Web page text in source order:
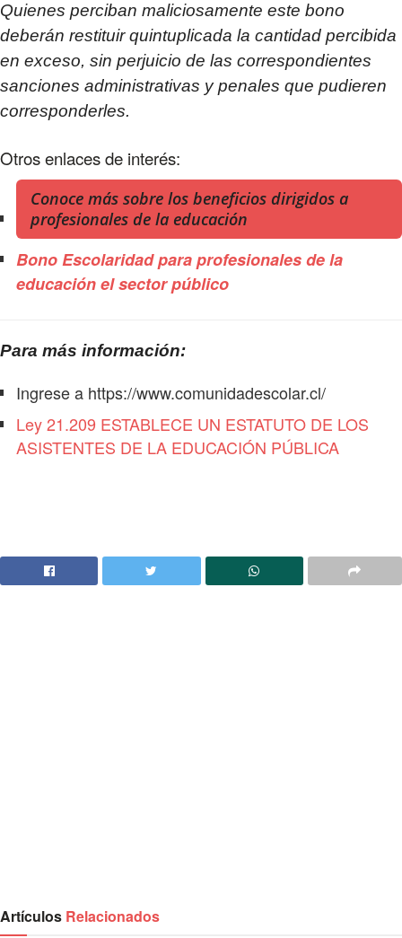
Quienes perciban maliciosamente este bono
deberán restituir quintuplicada la cantidad percibida
en exceso, sin perjuicio de las correspondientes
sanciones administrativas y penales que pudieren
corresponderles.
Otros enlaces de interés:
Conoce más sobre los beneficios dirigidos a
profesionales de la educación
Bono Escolaridad para profesionales de la
educación el sector público
Para más información:
Ingrese a https://www.comunidadescolar.cl/
Ley 21.209 ESTABLECE UN ESTATUTO DE LOS
ASISTENTES DE LA EDUCACIÓN PÚBLICA
Artículos Relacionados